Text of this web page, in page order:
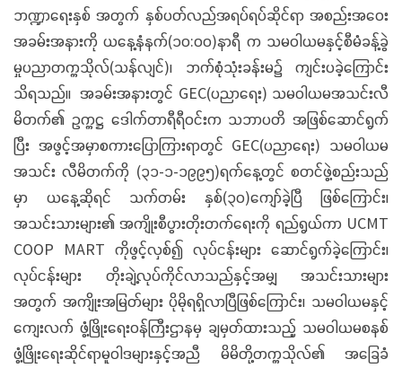
ဘဏ္ဍာရေးနှစ် အတွက် နှစ်ပတ်လည်အရပ်ရပ်ဆိုင်ရာ အစည်းအဝေး
အခမ်းအနားကို ယနေ့နံနက်(၁၀:၀၀)နာရီ က သမဝါယမနှင့်စီမံခန့်ခွဲ
မှုပညာတက္ကသိုလ်(သန်လျင်)၊ ဘက်စုံသုံးခန်းမ၌ ကျင်းပခဲ့ကြောင်း
သိရသည်။ အခမ်းအနားတွင် GEC(ပညာရေး) သမဝါယမအသင်းလီ
မိတက်၏ ဥက္ကဋ္ဌ ဒေါက်တာရီရီဝင်းက သဘာပတိ အဖြစ်ဆောင်ရွက်
ပြီး အဖွင့်အမှာစကားပြောကြားရာတွင် GEC(ပညာရေး) သမဝါယမ
အသင်း လီမိတက်ကို (၃၁-၁-၁၉၉၅)ရက်နေ့တွင် စတင်ဖွဲ့စည်းသည်
မှာ ယနေ့ဆိုရင် သက်တမ်း နှစ်(၃၀)ကျော်ခဲ့ပြီ ဖြစ်ကြောင်း၊
အသင်းသားများ၏ အကျိုးစီပွားတိုးတက်ရေးကို ရည်ရွယ်ကာ UCMT
COOP MART ကိုဖွင့်လှစ်၍ လုပ်ငန်းများ ဆောင်ရွက်ခဲ့ကြောင်း၊
လုပ်ငန်းများ တိုးချဲ့လုပ်ကိုင်လာသည်နှင့်အမျှ အသင်းသားများ
အတွက် အကျိုးအမြတ်များ ပိုမိုရရှိလာပြီဖြစ်ကြောင်း၊ သမဝါယမနှင့်
ကျေးလက် ဖွံ့ဖြိုးရေးဝန်ကြီးဌာနမှ ချမှတ်ထားသည့် သမဝါယမစနစ်
ဖွံ့ဖြိုးရေးဆိုင်ရာမူဝါဒများနှင့်အညီ မိမိတို့တက္ကသိုလ်၏ အခြေခံ